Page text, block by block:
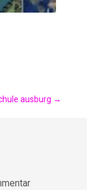
ausburg →